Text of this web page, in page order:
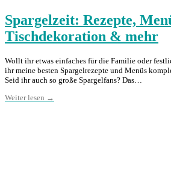
Spargelzeit: Rezepte,
Tischdekoration & mehr
Wollt ihr etwas einfaches für die Familie oder
ihr meine besten Spargelrezepte und Menüs
Seid ihr auch so große Spargelfans? Das…
Weiter lesen →